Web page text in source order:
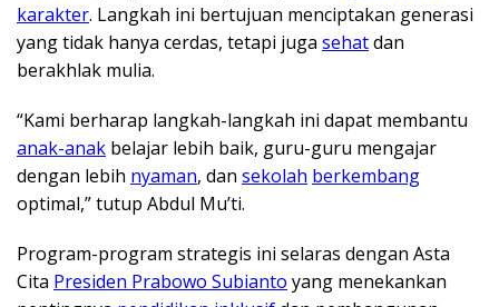
karakter. Langkah ini bertujuan menciptakan generasi
yang tidak hanya cerdas, tetapi juga sehatdan
berakhlak mulia.
“Kami berharap langkah-langkah ini dapat membantu
anak-anak belajar lebih baik, guru-guru mengajar
dengan lebih nyaman, dan sekolah berkembang
optimal,” tutup Abdul Mu’ti.
Program-program strategis ini selaras dengan Asta
Cita Presiden Prabowo Subianto yang menekankan